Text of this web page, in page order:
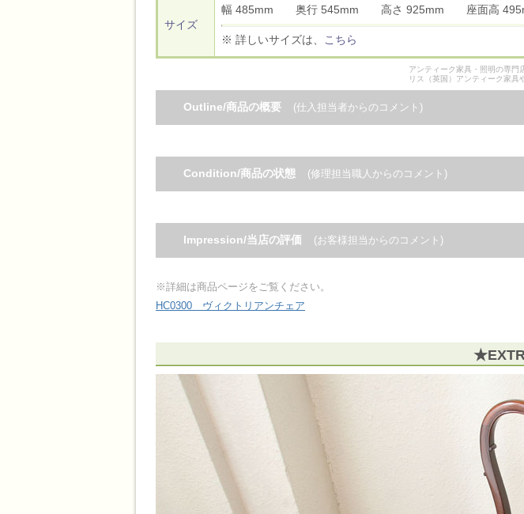
サイズ
幅 485mm 奥行 545mm 高さ 925mm 座面高
※ 詳しいサイズは、 こちら
アンティーク家具・照明の専門
リス（英国）アンティーク家具
Outline/商品の概要 (仕入担当者からのコメント)
Condition/商品の状態 (修理担当職人からのコメント)
Impression/当店の評価 (お客様担当からのコメント)
※詳細は商品ページをご覧ください。
HC0300 ヴィクトリアンチェア